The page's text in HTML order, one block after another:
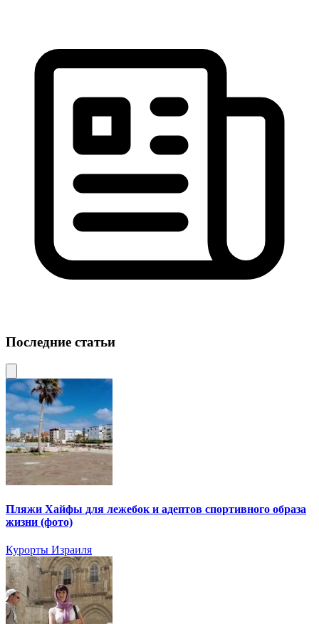
Последние статьи
Пляжи Хайфы для лежебок и адептов спортивного образа
жизни (фото)
Курорты Израиля